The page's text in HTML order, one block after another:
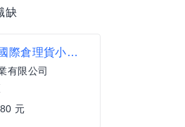
缺
近大園市區 國際倉理貨小幫手 可日/周領 固定班別不輪班
有限公司
元